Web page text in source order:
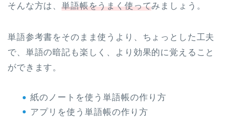
そんな方は、単語帳をうまく使ってみましょう。
単語参考書をそのまま使うより、ちょっとした工夫
で、単語の暗記も楽しく、より効果的に覚えること
ができます。
紙のノートを使う単語帳の作り方
アプリを使う単語帳の作り方